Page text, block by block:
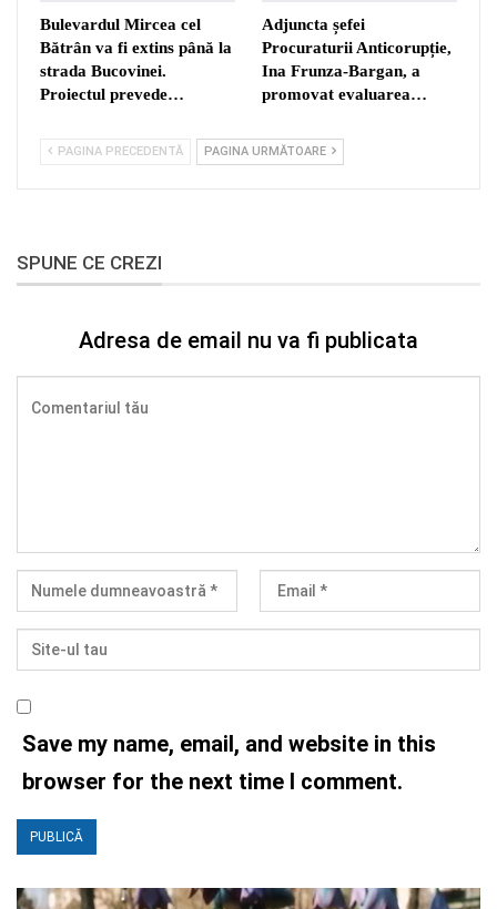
Bulevardul Mircea cel
Bătrân va fi extins până la
strada Bucovinei.
Proiectul prevede…
Adjuncta șefei
Procuraturii Anticorupție,
Ina Frunza-Bargan, a
promovat evaluarea…
PAGINA PRECEDENTĂ PAGINA URMĂTOARE
SPUNE CE CREZI
Adresa de email nu va fi publicata
Save my name, email, and website in this
browser for the next time I comment.